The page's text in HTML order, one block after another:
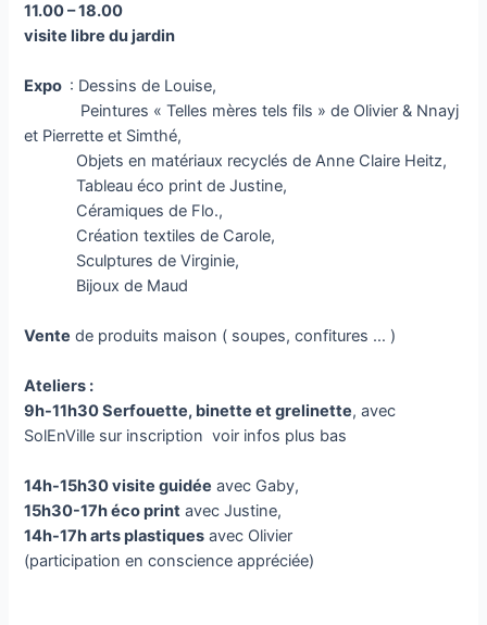
11.00 – 18.00
visite libre du jardin
Expo : Dessins de Louise,
Peintures « Telles mères tels fils » de Olivier & Nnayj
et Pierrette et Simthé,
Objets en matériaux recyclés de Anne Claire Heitz,
Tableau éco print de Justine,
Céramiques de Flo.,
Création textiles de Carole,
Sculptures de Virginie,
Bijoux de Maud
Vente de produits maison ( soupes, confitures … )
Ateliers :
9h-11h30 Serfouette, binette et grelinette, avec
SolEnVille sur inscription voir infos plus bas
14h-15h30 visite guidée avec Gaby,
15h30-17h éco print avec Justine,
14h-17h arts plastiques avec Olivier
(participation en conscience appréciée)